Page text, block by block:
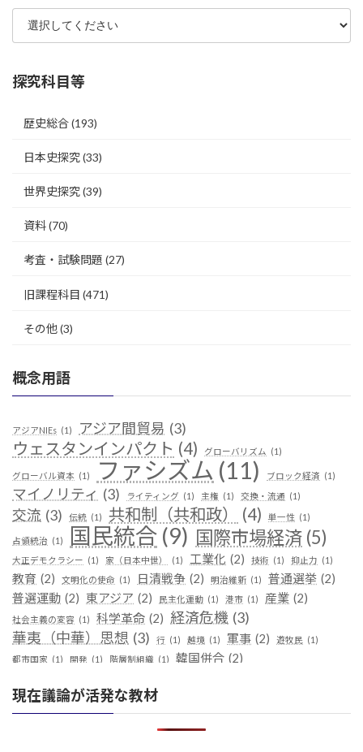
探究科目等
歴史総合(193)
日本史探究(33)
世界史探究(39)
資料(70)
考査・試験問題 (27)
旧課程科目 (471)
その他(3)
概念用語
アジアNIEs (1) アジア間貿易 (3)
ウェスタンインパクト (4) グローバリズム (1)
グローバル資本 (1) ファシズム (11) ブロック経済 (1)
マイノリティ (3) ライティング (1) 主権 (1) 交換・流通 (1)
交流 (3) 伝統 (1) 共和制（共和政） (4) 単一性 (1)
占領統治 (1) 国民統合 (9) 国際市場経済 (5)
大正デモクラシー (1) 家（日本中世） (1) 工業化 (2) 技術 (1) 抑止力 (1)
教育 (2) 文明化の使命 (1) 日清戦争 (2) 明治維新 (1) 普通選挙 (2)
普選運動 (2) 東アジア (2) 民主化運動 (1) 港市 (1) 産業 (2)
社会主義の変容 (1) 科学革命 (2) 経済危機 (3)
華夷（中華）思想 (3) 行 (1) 越境 (1) 軍事 (2) 遊牧民 (1)
都市国家 (1) 開発 (1) 階層制組織 (1) 韓国併合 (2)
現在議論が活発な教材